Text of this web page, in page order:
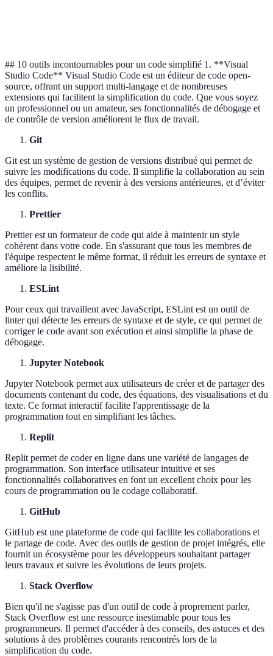
## 10 outils incontournables pour un code simplifié 1. **Visual
Studio Code** Visual Studio Code est un éditeur de code open-
source, offrant un support multi-langage et de nombreuses
extensions qui facilitent la simplification du code. Que vous soyez
un professionnel ou un amateur, ses fonctionnalités de débogage et
de contrôle de version améliorent le flux de travail.
Git
Git est un système de gestion de versions distribué qui permet de
suivre les modifications du code. Il simplifie la collaboration au sein
des équipes, permet de revenir à des versions antérieures, et d’éviter
les conflits.
Prettier
Prettier est un formateur de code qui aide à maintenir un style
cohérent dans votre code. En s'assurant que tous les membres de
l'équipe respectent le même format, il réduit les erreurs de syntaxe et
améliore la lisibilité.
ESLint
Pour ceux qui travaillent avec JavaScript, ESLint est un outil de
linter qui détecte les erreurs de syntaxe et de style, ce qui permet de
corriger le code avant son exécution et ainsi simplifie la phase de
débogage.
Jupyter Notebook
Jupyter Notebook permet aux utilisateurs de créer et de partager des
documents contenant du code, des équations, des visualisations et du
texte. Ce format interactif facilite l'apprentissage de la
programmation tout en simplifiant les tâches.
Replit
Replit permet de coder en ligne dans une variété de langages de
programmation. Son interface utilisateur intuitive et ses
fonctionnalités collaboratives en font un excellent choix pour les
cours de programmation ou le codage collaboratif.
GitHub
GitHub est une plateforme de code qui facilite les collaborations et
le partage de code. Avec des outils de gestion de projet intégrés, elle
fournit un écosystème pour les développeurs souhaitant partager
leurs travaux et suivre les évolutions de leurs projets.
Stack Overflow
Bien qu'il ne s'agisse pas d'un outil de code à proprement parler,
Stack Overflow est une ressource inestimable pour tous les
programmeurs. Il permet d'accéder à des conseils, des astuces et des
solutions à des problèmes courants rencontrés lors de la
simplification du code.